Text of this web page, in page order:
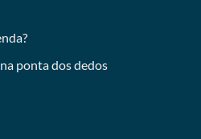
ponta dos dedos